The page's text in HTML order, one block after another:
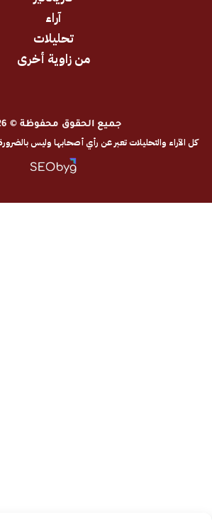
من زاوية أخرى
جميع الحقوق محفوظة © 2026
تعبر عن رأي أصحابها وليس بالضرورة عن رأي